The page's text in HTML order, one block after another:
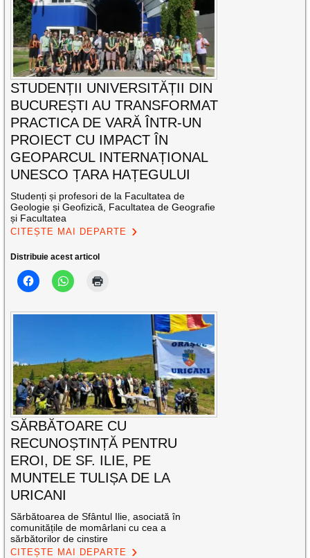
STUDENȚII UNIVERSITĂȚII DIN
BUCUREȘTI AU TRANSFORMAT
PRACTICA DE VARĂ ÎNTR-UN
PROIECT CU IMPACT ÎN
GEOPARCUL INTERNAȚIONAL
UNESCO ȚARA HAȚEGULUI
Studenți și profesori de la Facultatea de
Geologie și Geofizică, Facultatea de Geografie
și Facultatea
CITEȘTE MAI DEPARTE
Distribuie acest articol
SĂRBĂTOARE CU
RECUNOȘTINȚĂ PENTRU
EROI, DE SF. ILIE, PE
MUNTELE TULIȘA DE LA
URICANI
Sărbătoarea de Sfântul Ilie, asociată în
comunitățile de momârlani cu cea a
sărbătorilor de cinstire
CITEȘTE MAI DEPARTE